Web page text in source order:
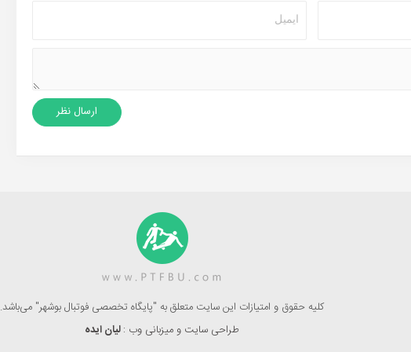
کلیه حقوق و امتیازات این سایت متعلق به "پایگاه تخصصی فوتبال بوشهر" می‌باشد.
طراحی سایت و میزبانی وب :لیان ایده